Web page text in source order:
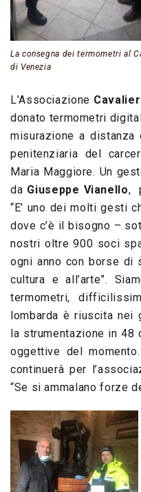
La consegna dei termometri al
di Venezia
L’Associazione
donato termometri
misurazione a
penitenziaria del
Maria Maggiore. Un
da Giuseppe Vianello,
“E’ uno dei molti gesti
dove c’è il bisogno –
nostri oltre 900 soci
ogni anno con borse di
cultura e all’arte”.
termometri,
lombarda è riuscita
la strumentazione in
oggettive del
continuerà per
“Se si ammalano forze